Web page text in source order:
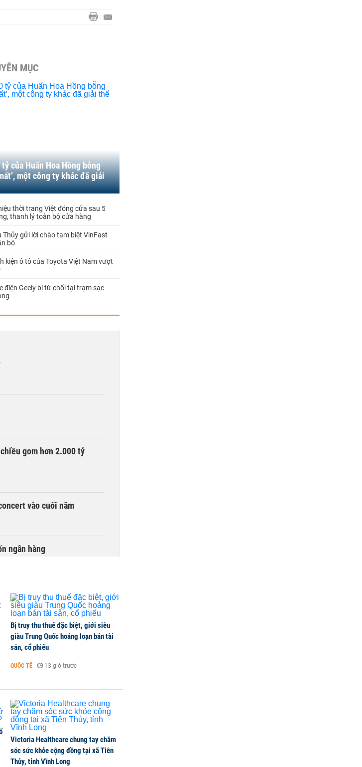
MỤC
của Huấn Hoa Hồng bỗng
một công ty khác đã giải
thời trang Việt đóng cửa sau 5
thanh lý toàn bộ cửa hàng
Thủy gửi lời chào tạm biệt VinFast
bó
kiện ô tô của Toyota Việt Nam vượt
điện Geely bị từ chối tại trạm sạc
gom hơn 2.000 tỷ
vào cuối năm
ngân hàng
tỷ đồng
công ty khác đã giải thể
Bị truy thu thuế đặc biệt, giới siêu
giàu Trung Quốc hoảng loạn bán tài
sản, cổ phiếu
QUỐC TẾ - 13 giờ trước
Victoria Healthcare chung tay chăm
sóc sức khỏe cộng đồng tại xã Tiên
Thủy, tỉnh Vĩnh Long